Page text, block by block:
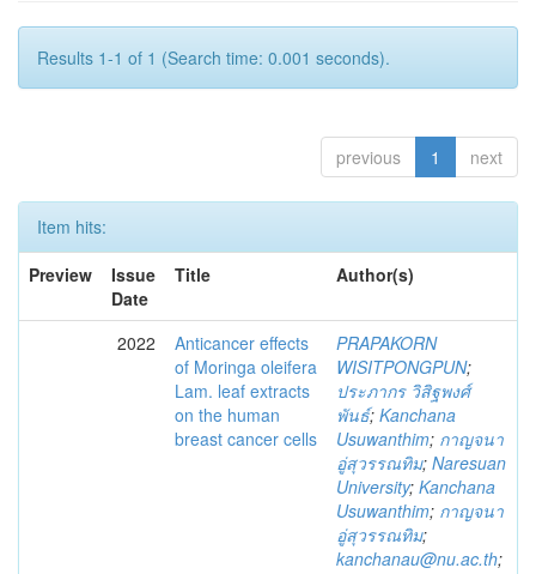
Results 1-1 of 1 (Search time: 0.001 seconds).
previous 1 next
Item hits:
Preview
Issue
Date
Title Author(s)
2022
Anticancer effects
of Moringa oleifera
Lam. leaf extracts
on the human
breast cancer cells
PRAPAKORN
WISITPONGPUN;
ประภากร วิสิฐพงศ์
พันธ์; Kanchana
Usuwanthim; กาญจนา
อู่สุวรรณทิม; Naresuan
University; Kanchana
Usuwanthim; กาญจนา
อู่สุวรรณทิม;
kanchanau@nu.ac.th;